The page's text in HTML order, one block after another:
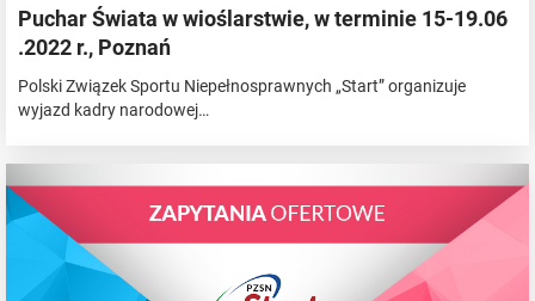
Puchar Świata w wioślarstwie, w terminie 15-19.06
.2022 r., Poznań
Polski Związek Sportu Niepełnosprawnych „Start” organizuje
wyjazd kadry narodowej…